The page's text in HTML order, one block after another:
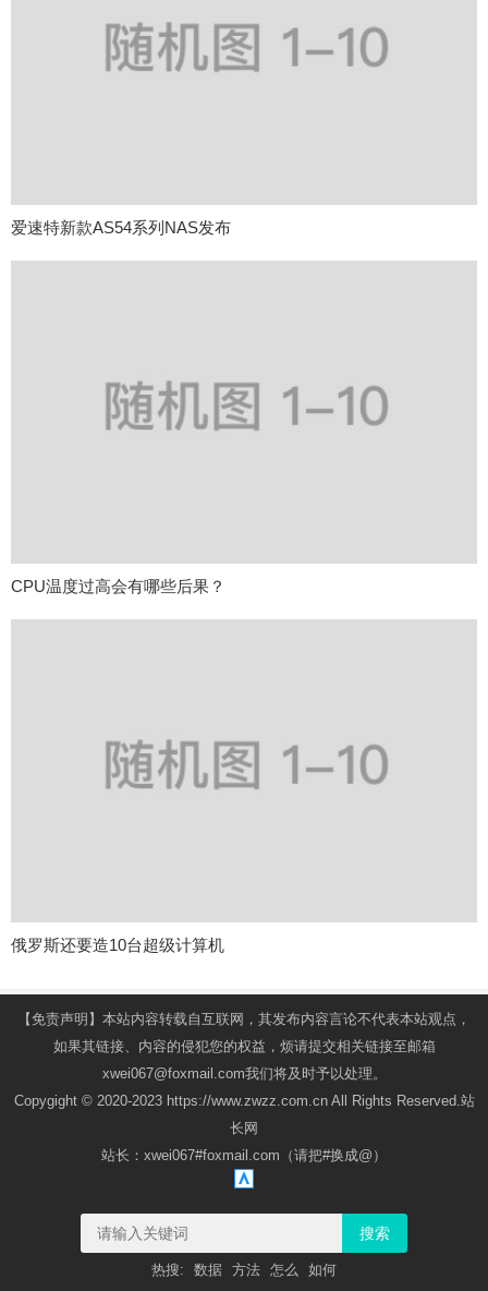
爱速特新款AS54系列NAS发布
CPU温度过高会有哪些后果？
俄罗斯还要造10台超级计算机
【免责声明】本站内容转载自互联网，其发布内容言论不代表本站观点，
如果其链接、内容的侵犯您的权益，烦请提交相关链接至邮箱
xwei067@foxmail.com我们将及时予以处理。
Copygight © 2020-2023 https://www.zwzz.com.cn All Rights Reserved.站
长网
站长：xwei067#foxmail.com（请把#换成@）
搜索
热搜: 数据 方法 怎么 如何